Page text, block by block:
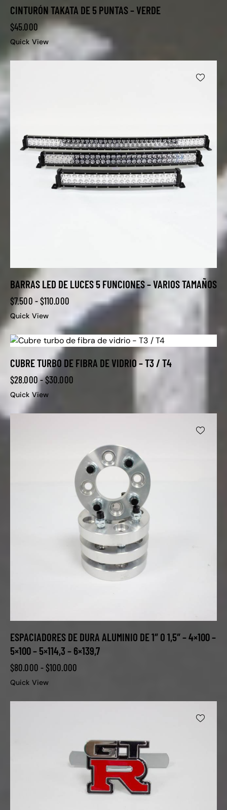
CINTURÓN TAKATA DE 5 PUNTAS – VERDE
$45.000
Quick View
BARRAS LED DE LUCES 5 FUNCIONES – VARIOS TAMAÑOS
$7.500 -$110.000
Quick View
CUBRE TURBO DE FIBRA DE VIDRIO – T3 / T4
$28.000-$30.000
Quick View
ESPACIADORES DE DURA ALUMINIO DE 1″ O 1,5″ – 4×100 –
5×100 – 5×114,3 – 6×139,7
$80.000 -$100.000
Quick View